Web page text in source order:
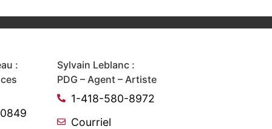
:
Sylvain Leblanc :
PDG – Agent – Artiste
1-418-580-8972
Courriel